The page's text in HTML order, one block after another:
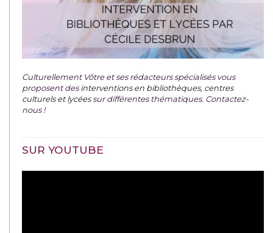
Culturellement Vôtre et ses rédacteurs spécialisés vous
proposent desinterventions en bibliothèques, centres
culturels et lycéessur différentes thématiques. Contactez-
nous !
SUR YOUTUBE